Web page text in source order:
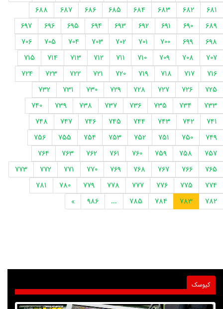
681
682
683
684
685
686
687
688
689
690
691
692
693
694
695
696
697
698
699
700
701
702
703
704
705
706
707
708
709
710
711
712
713
714
715
716
717
718
719
720
721
722
723
724
725
726
727
728
729
730
731
732
733
734
735
736
737
738
739
740
741
742
743
744
745
746
747
748
749
750
751
752
753
754
755
756
757
758
759
760
761
762
763
764
765
766
767
768
769
770
771
772
773
774
775
776
777
778
779
780
781
782
783
784
785
...
986
»
کیوسک